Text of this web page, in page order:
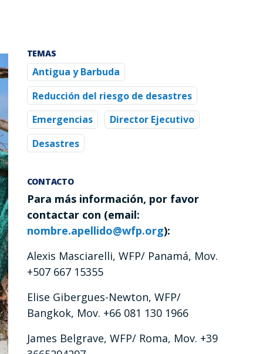
TEMAS
Antigua y Barbuda
Reducción del riesgo de desastres
Emergencias
Director Ejecutivo
Desastres
CONTACTO
Para más información, por favor
contactar con (email:
nombre.apellido@wfp.org):
Alexis Masciarelli, WFP/ Panamá, Mov.
+507 667 15355
Elise Gibergues-Newton, WFP/
Bangkok, Mov. +66 081 130 1966
James Belgrave, WFP/ Roma, Mov. +39